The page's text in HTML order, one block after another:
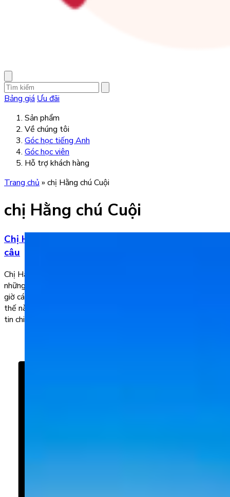
Bảng giá Ưu đãi
Sản phẩm
Về chúng tôi
Góc học tiếng Anh
Góc học viên
Hỗ trợ khách hàng
Trang chủ » chị Hằng chú Cuội
chị Hằng chú Cuội
Chị Hằng tiếng Anh là gì? Từ vựng và ví dụ mẫu
câu
Chị Hằng là nhân vật quen thuộc thường xuất hiện trong
những câu chuyện dân gian của thiếu nhi Việt Nam. Vậy đã bao
giờ các bé thắc mắc chị Hằng tiếng Anh là gì, cách phát âm như
thế nào? Trong bài viết dưới đây, thầy cô sẽ gửi những thông
tin chi tiết nhất […]